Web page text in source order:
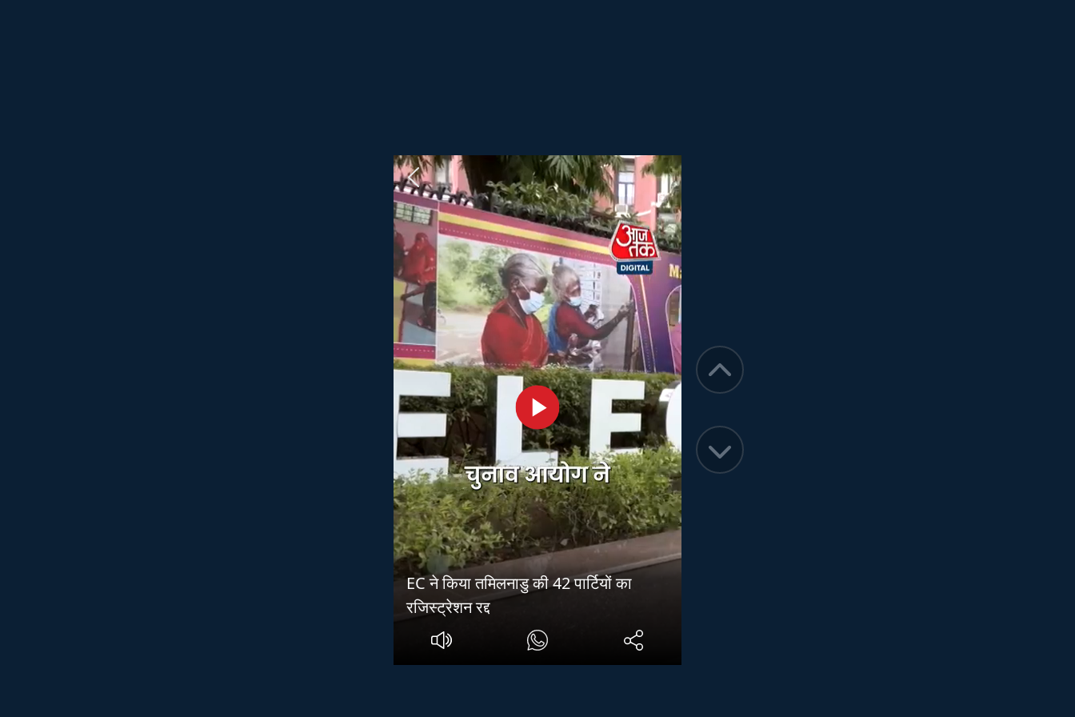
EC ने किया तमिलनाडु की 42 पार्टियों का
रजिस्ट्रेशन रद्द